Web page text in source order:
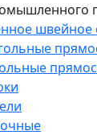
швейное